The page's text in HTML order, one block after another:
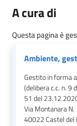
A cura di
Questa pagina è
Ambiente,
Gestito in forma
(delibera c.c. n. 9
51 del
Via Montanara N.
40022Castel del